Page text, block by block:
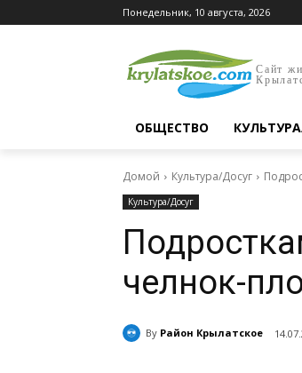
Понедельник, 10 августа, 2026
Сайт
ОБЩЕСТВО
Домой Культура/Досуг
Культура/Досуг
челнок-
By Район Крылатское